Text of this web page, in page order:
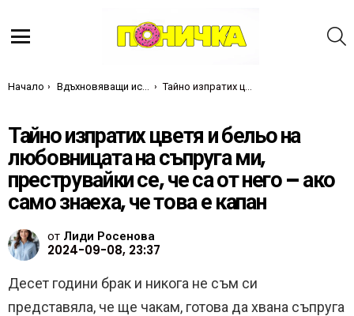
Ти си тук:
Начало Вдъхновяващи истории Тайно изпратих цветя и бельо на любовницата на съпруга ми, преструвайки се, че са от него – ако само знаеха, че това е капан
Тайно изпратих цветя и бельо на
любовницата на съпруга ми,
преструвайки се, че са от него – ако
само знаеха, че това е капан
от Лиди Росенова
2024-09-08, 23:37
Десет години брак и никога не съм си
представяла, че ще чакам, готова да хвана съпруга